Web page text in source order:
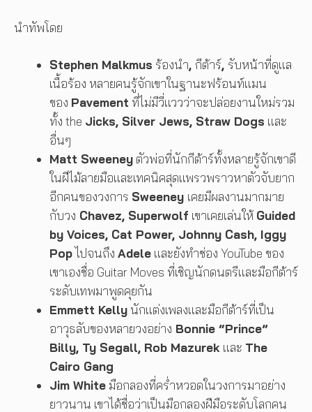
นำทัพโดย
Stephen Malkmus ร้องนำ, กีต้าร์, รับหน้าที่ดูแล
เนื้อร้อง หลายคนรู้จักเขาในฐานะฟร้อนท์แมน
ของ Pavement ที่ไม่มีวี่แววว่าจะปล่อยงานใหม่รวม
ทั้ง the Jicks, Silver Jews, Straw Dogs และ
อื่นๆ
Matt Sweeney ตัวพ่อที่นักกีต้าร์ทั้งหลายรู้จักเขาดี
ในฝีไม้ลายมือและเทคนิคสุดแพรวพราวหาตัวจับยาก
อีกคนของวงการ Sweeney เคยมีผลงานมากมาย
กับวง Chavez, Superwolf เขาเคยเล่นให้Guided
by Voices, Cat Power, Johnny Cash, Iggy
Popไปจนถึง Adele และยังทำช่อง YouTube ของ
เขาเองชื่อ Guitar Moves ที่เชิญนักดนตรีและมือกีต้าร์
ระดับเทพมาพูดคุยกัน
Emmett Kelly นักแต่งเพลงและมือกีต้าร์ที่เป็น
อาวุธลับของหลายวงอย่าง Bonnie “Prince”
Billy, Ty Segall, Rob Mazurek และ The
Cairo Gang
Jim White มือกลองที่คร่ำหวอดในวงการมาอย่าง
ยาวนาน เขาได้ชื่อว่าเป็นมือกลองฝีมือระดับโลกคน